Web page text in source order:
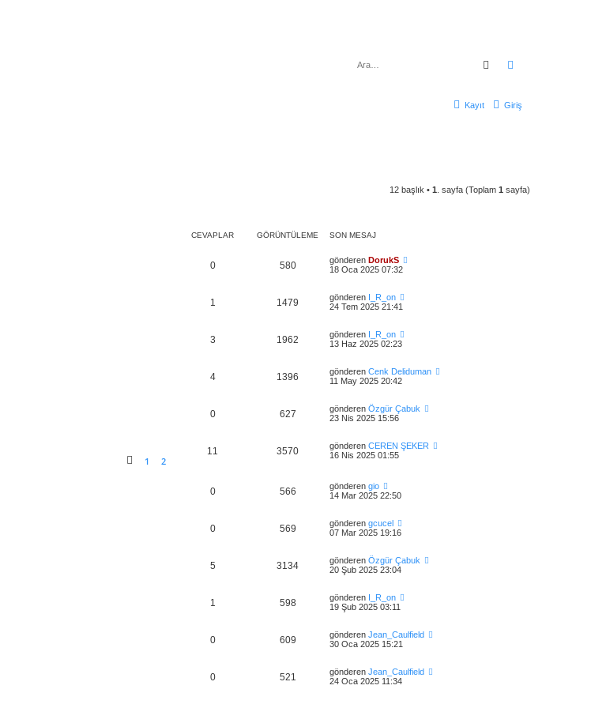
Ara
Giriş
Kayıt
12 başlık • 1 . sayfa (Toplam 1 sayfa)
CEVAPLAR GÖRÜNTÜLEME SON MESAJ
0 580 gönderen DorukS
18 Oca 2025 07:32
1 1479 gönderen I_R_on
24 Tem 2025 21:41
3 1962 gönderen I_R_on
13 Haz 2025 02:23
4 1396 gönderen Cenk Deliduman
11 May 2025 20:42
0 627 gönderen Özgür Çabuk
23 Nis 2025 15:56
1 2
11 3570 gönderen CEREN ŞEKER
16 Nis 2025 01:55
0 566 gönderen gio
14 Mar 2025 22:50
0 569 gönderen gcucel
07 Mar 2025 19:16
5 3134 gönderen Özgür Çabuk
20 Şub 2025 23:04
1 598 gönderen I_R_on
19 Şub 2025 03:11
0 609 gönderen Jean_Caulfield
30 Oca 2025 15:21
0 521 gönderen Jean_Caulfield
24 Oca 2025 11:34